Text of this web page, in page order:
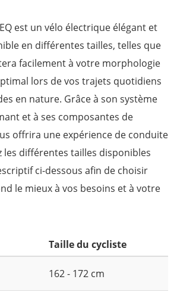
est un vélo électrique élégant et
en différentes tailles, telles que
facilement à votre morphologie
lors de vos trajets quotidiens
en nature. Grâce à son système
et à ses composantes de
offrira une expérience de conduite
les différentes tailles disponibles
ci-dessous afin de choisir
le mieux à vos besoins et à votre
Taille du cycliste
162 - 172 cm